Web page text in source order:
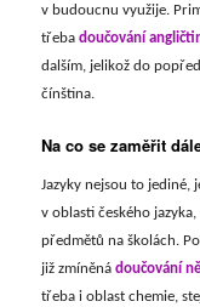
v budoucnu využije.
třebadoučování
dalším, jelikož do
čínština.
Na co se zaměřit
Jazyky nejsou to jediné,
v oblasti českého
předmětů na školách.
již zmíněnádoučování
třeba i oblast chemie,